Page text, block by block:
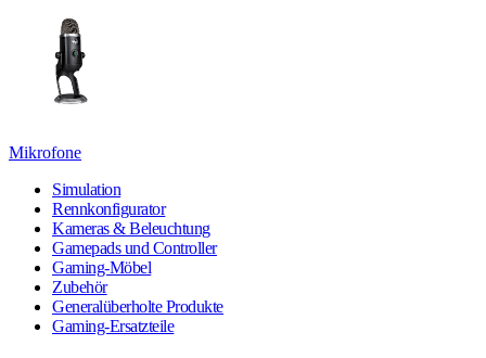
Mikrofone
Simulation
Rennkonfigurator
Kameras & Beleuchtung
Gamepads und Controller
Gaming-Möbel
Zubehör
Generalüberholte Produkte
Gaming-Ersatzteile